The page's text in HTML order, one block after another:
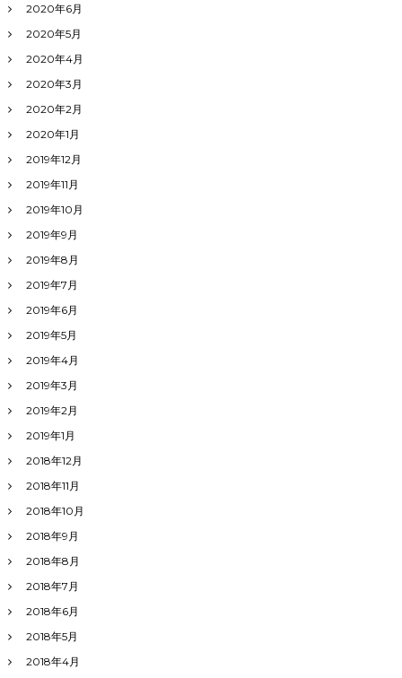
2020年6月
2020年5月
2020年4月
2020年3月
2020年2月
2020年1月
2019年12月
2019年11月
2019年10月
2019年9月
2019年8月
2019年7月
2019年6月
2019年5月
2019年4月
2019年3月
2019年2月
2019年1月
2018年12月
2018年11月
2018年10月
2018年9月
2018年8月
2018年7月
2018年6月
2018年5月
2018年4月